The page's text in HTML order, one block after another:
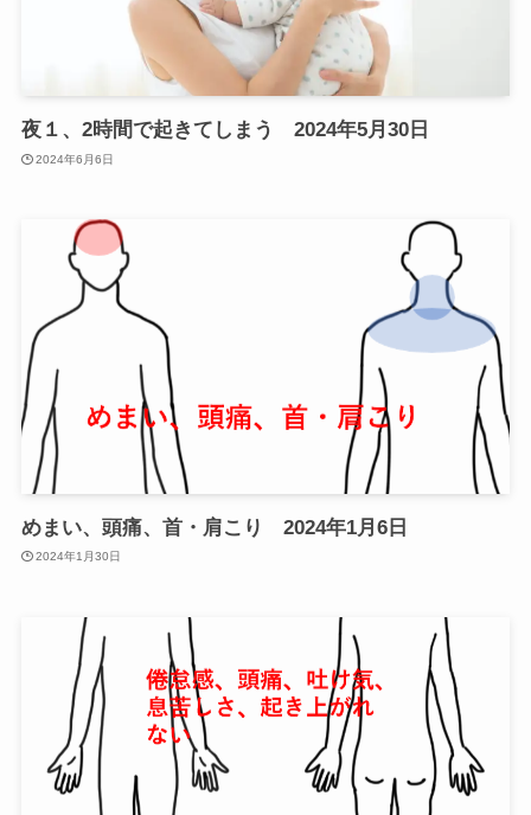
夜１、2時間で起きてしまう 2024年5月30日
2024年6月6日
めまい、頭痛、首・肩こり 2024年1月6日
2024年1月30日